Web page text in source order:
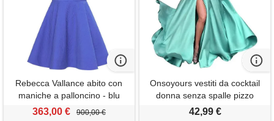
Rebecca Vallance abito con
maniche a palloncino - blu
363,00 € 900,00 €
Onsoyours vestiti da cocktail
donna senza spalle pizzo
abito sera cerimonia elegante
42,99 €